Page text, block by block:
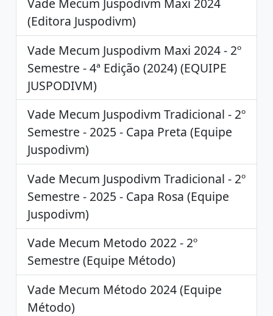
Vade Mecum Juspodivm Maxi 2024
(Editora Juspodivm)
Vade Mecum Juspodivm Maxi 2024 - 2º
Semestre - 4ª Edição (2024) (EQUIPE
JUSPODIVM)
Vade Mecum Juspodivm Tradicional - 2º
Semestre - 2025 - Capa Preta (Equipe
Juspodivm)
Vade Mecum Juspodivm Tradicional - 2º
Semestre - 2025 - Capa Rosa (Equipe
Juspodivm)
Vade Mecum Metodo 2022 - 2º
Semestre (Equipe Método)
Vade Mecum Método 2024 (Equipe
Método)